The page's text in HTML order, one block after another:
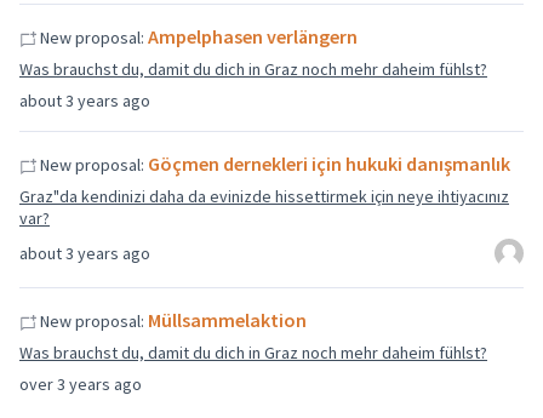
about 3 years ago
New proposal: Ampelphasen verlängern
Was brauchst du, damit du dich in Graz noch mehr daheim fühlst?
about 3 years ago
New proposal: Göçmen dernekleri için hukuki danışmanlık
Graz"da kendinizi daha da evinizde hissettirmek için neye ihtiyacınız
var?
over 3 years ago
New proposal: Müllsammelaktion
Was brauchst du, damit du dich in Graz noch mehr daheim fühlst?